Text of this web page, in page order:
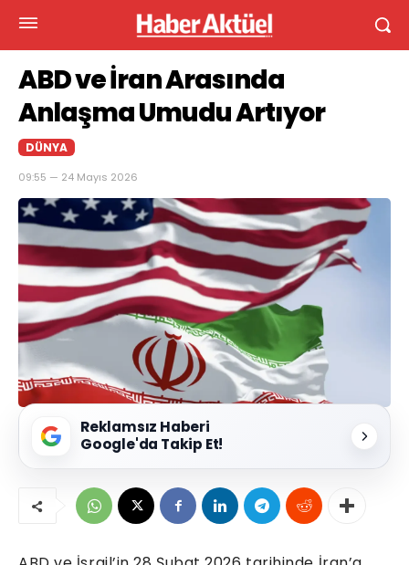
ABD ve İran Arasında
Anlaşma Umudu Artıyor
DÜNYA
09:55 — 24 Mayıs 2026
Reklamsız Haberi
Google'da Takip Et!